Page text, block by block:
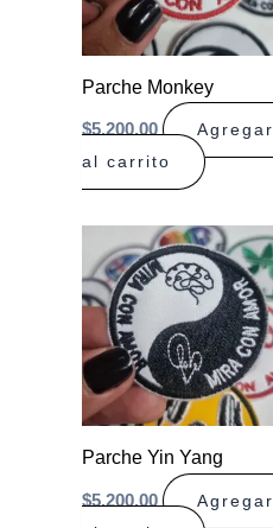
Parche Monkey
$5.200,00
Agregar
al carrito
Parche Yin Yang
$5.200,00
Agregar